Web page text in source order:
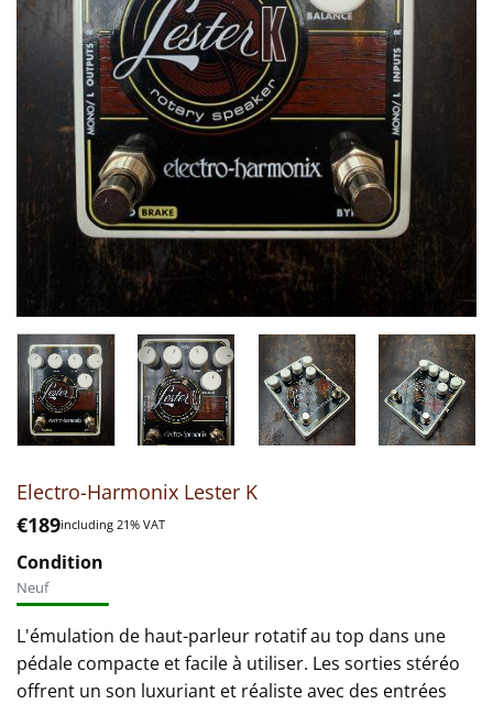
Electro-Harmonix Lester K
€189including 21% VAT
Condition
Neuf
L'émulation de haut-parleur rotatif au top dans une
pédale compacte et facile à utiliser. Les sorties stéréo
offrent un son luxuriant et réaliste avec des entrées